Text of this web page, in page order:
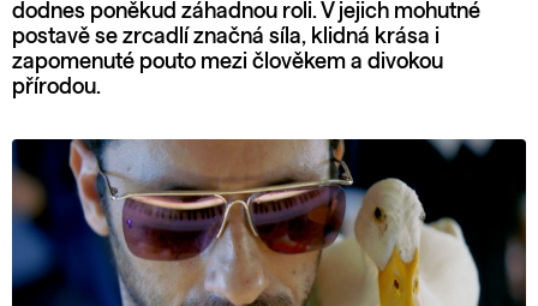
dodnes poněkud záhadnou roli. V jejich mohutné
postavě se zrcadlí značná síla, klidná krása i
zapomenuté pouto mezi člověkem a divokou
přírodou.